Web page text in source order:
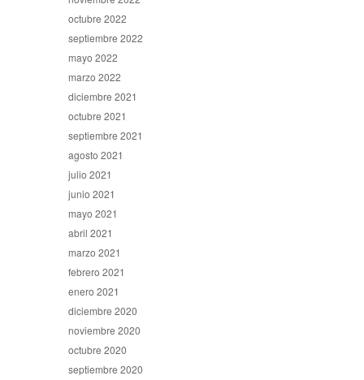
octubre 2022
septiembre 2022
mayo 2022
marzo 2022
diciembre 2021
octubre 2021
septiembre 2021
agosto 2021
julio 2021
junio 2021
mayo 2021
abril 2021
marzo 2021
febrero 2021
enero 2021
diciembre 2020
noviembre 2020
octubre 2020
septiembre 2020